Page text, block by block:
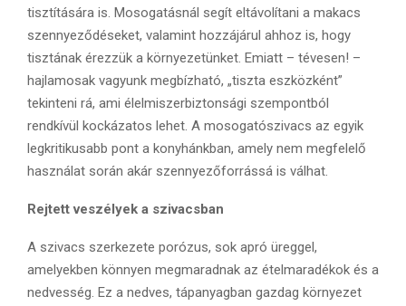
tisztítására is. Mosogatásnál segít eltávolítani a makacs
szennyeződéseket, valamint hozzájárul ahhoz is, hogy
tisztának érezzük a környezetünket. Emiatt – tévesen! –
hajlamosak vagyunk megbízható, „tiszta eszközként”
tekinteni rá, ami élelmiszerbiztonsági szempontból
rendkívül kockázatos lehet. A mosogatószivacs az egyik
legkritikusabb pont a konyhánkban, amely nem megfelelő
használat során akár szennyezőforrássá is válhat.
Rejtett veszélyek a szivacsban
A szivacs szerkezete porózus, sok apró üreggel,
amelyekben könnyen megmaradnak az ételmaradékok és a
nedvesség. Ez a nedves, tápanyagban gazdag környezet